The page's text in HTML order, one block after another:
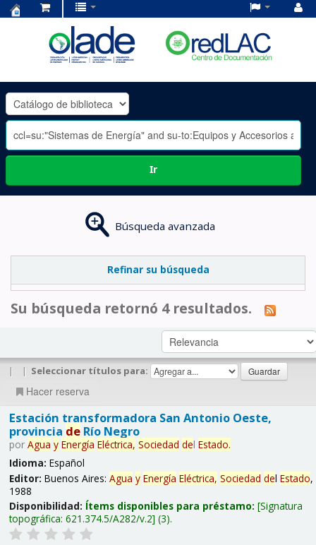
OLADE
-
Ir
Búsqueda avanzada
Refinar su búsqueda
Su búsqueda retornó 4 resultados.
| | Seleccionar títulos para:
Hacer reserva
Estación transformadora San Antonio Oeste,
provincia deRío Negro
por Agua y Energía Eléctrica, Sociedad del Estado.
Idioma: Español
Editor: Buenos Aires: Agua y Energía Eléctrica, Sociedad del Estado,
1988
Disponibilidad: Ítems disponibles para préstamo: Signatura
topográfica: 621.374.5/A282/v.2 (3).